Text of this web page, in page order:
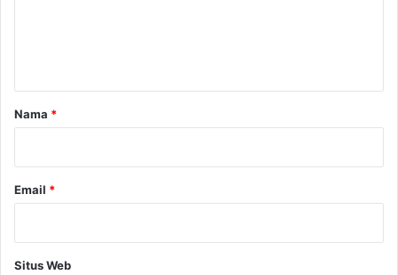
r
rNama *
Email *
Situs Web